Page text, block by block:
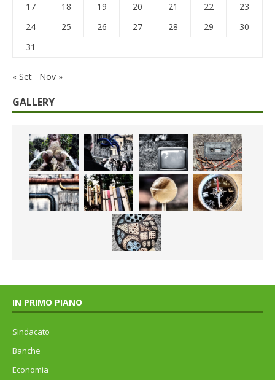
17
18 19 20 21 22
23
24
25 26 27 28 29
30
31
« Set Nov »
GALLERY
IN PRIMO PIANO
Sindacato
Banche
Economia